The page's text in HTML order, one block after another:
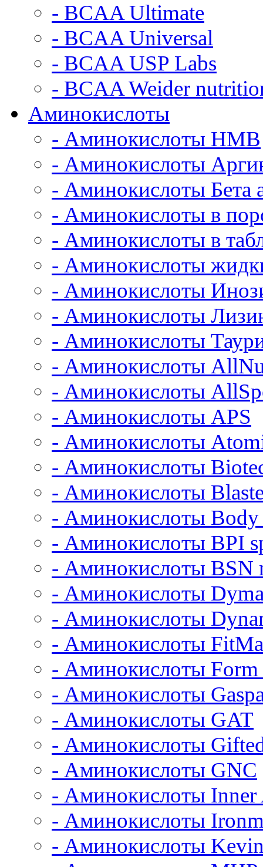
- BCAA Ultimate
- BCAA Universal
- BCAA USP Labs
- BCAA Weider
Аминокислоты
- Аминокислоты HMB
- Аминокислоты
- Аминокислоты Бета
- Аминокислоты в
- Аминокислоты в
- Аминокислоты
- Аминокислоты
- Аминокислоты
- Аминокислоты
- Аминокислоты
- Аминокислоты
- Аминокислоты APS
- Аминокислоты
- Аминокислоты
- Аминокислоты
- Аминокислоты
- Аминокислоты BPI
- Аминокислоты BSN
- Аминокислоты
- Аминокислоты
- Аминокислоты
- Аминокислоты Form
- Аминокислоты
- Аминокислоты GAT
- Аминокислоты
- Аминокислоты GNC
- Аминокислоты Inner
- Аминокислоты
- Аминокислоты